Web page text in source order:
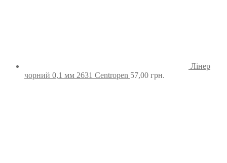
Лінер
чорний 0,1 мм 2631 Centropen 57,00 грн.